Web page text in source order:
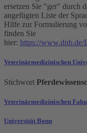
ersetzen Sie "ger" durch
angefügten Liste der
Hilfe zur Formulierung
finden Sie
hier: https://www.dnb.de/
Veterinärmedizinischen
Stichwort
Veterinärmedizinischen
Universität Bonn